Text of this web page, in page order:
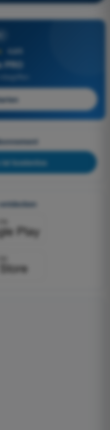
4,6/5
PRO
kostenlos